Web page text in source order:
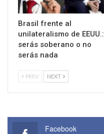
Brasil frente al
unilateralismo de EEUU.:
serás soberano o no
serás nada
PREV NEXT
Facebook